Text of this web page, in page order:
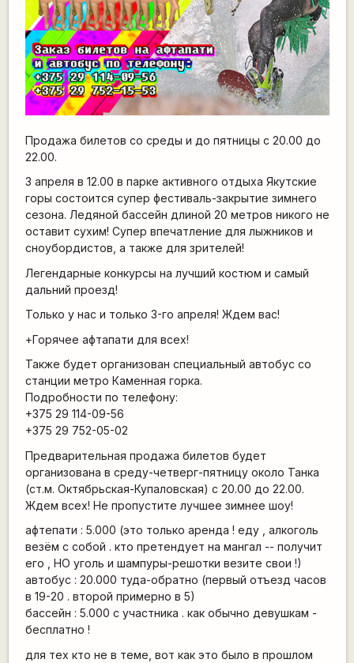
Продажа билетов со среды и до пятницы с 20.00 до
22.00.
3 апреля в 12.00 в парке активного отдыха Якутские
горы состоится супер фестиваль-закрытие зимнего
сезона. Ледяной бассейн длиной 20 метров никого не
оставит сухим! Супер впечатление для лыжников и
сноубордистов, а также для зрителей!
Легендарные конкурсы на лучший костюм и самый
дальний проезд!
Только у нас и только 3-го апреля! Ждем вас!
+Горячее афтапати для всех!
Также будет организован специальный автобус со
станции метро Каменная горка.
Подробности по телефону:
+375 29 114-09-56
+375 29 752-05-02
Предварительная продажа билетов будет
организована в среду-четверг-пятницу около Танка
(ст.м. Октябрьская-Купаловская) с 20.00 до 22.00.
Ждем всех! Не пропустите лучшее зимнее шоу!
афтепати : 5.000 (это только аренда ! еду , алкоголь
везём с собой . кто претендует на мангал -- получит
его , НО уголь и шампуры-решотки везите свои !)
автобус : 20.000 туда-обратно (первый отъезд часов
в 19-20 . второй примерно в 5)
бассейн : 5.000 с участника . как обычно девушкам -
бесплатно !
для тех кто не в теме, вот как это было в прошлом